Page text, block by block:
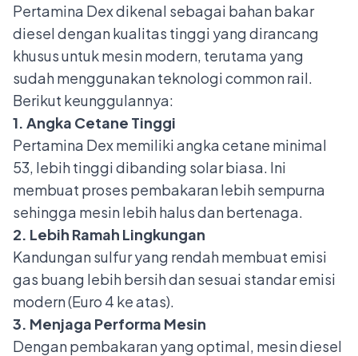
Pertamina Dex dikenal sebagai bahan bakar
diesel dengan kualitas tinggi yang dirancang
khusus untuk mesin modern, terutama yang
sudah menggunakan teknologi common rail.
Berikut keunggulannya:
1. Angka Cetane Tinggi
Pertamina Dex memiliki angka cetane minimal
53, lebih tinggi dibanding solar biasa. Ini
membuat proses pembakaran lebih sempurna
sehingga mesin lebih halus dan bertenaga.
2. Lebih Ramah Lingkungan
Kandungan sulfur yang rendah membuat emisi
gas buang lebih bersih dan sesuai standar emisi
modern (Euro 4 ke atas).
3. Menjaga Performa Mesin
Dengan pembakaran yang optimal, mesin diesel